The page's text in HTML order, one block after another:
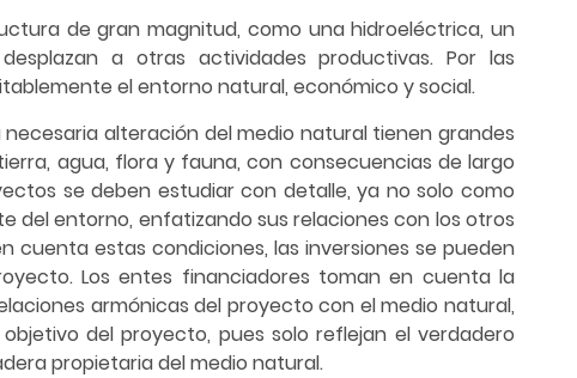
de gran magnitud, como una hidroeléctrica, un
a otras actividades productivas. Por las
el entorno natural, económico y social.
alteración del medio natural tienen grandes
agua, flora y fauna, con consecuencias de largo
se deben estudiar con detalle, ya no solo como
del entorno, enfatizando sus relaciones con los otros
cuenta estas condiciones, las inversiones se pueden
Los entes financiadores toman en cuenta la
armónicas del proyecto con el medio natural,
del proyecto, pues solo reflejan el verdadero
propietaria del medio natural.